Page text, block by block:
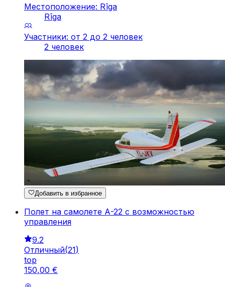
Местоположение: Rīga
Rīga
Участники: от 2 до 2 человек
2 человек
Добавить в избранное
Полет на самолете А-22 с возможностью
управления
9.2
Отличный(21)
top
150,00 €